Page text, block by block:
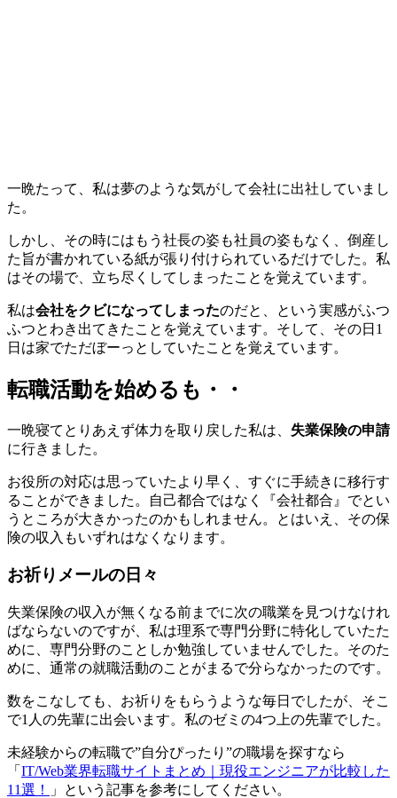
一晩たって、私は夢のような気がして会社に出社していまし
た。
しかし、その時にはもう社長の姿も社員の姿もなく、倒産し
た旨が書かれている紙が張り付けられているだけでした。私
はその場で、立ち尽くしてしまったことを覚えています。
私は会社をクビになってしまったのだと、という実感がふつ
ふつとわき出てきたことを覚えています。そして、その日1
日は家でただぼーっとしていたことを覚えています。
転職活動を始めるも・・
一晩寝てとりあえず体力を取り戻した私は、 失業保険の申請
に行きました。
お役所の対応は思っていたより早く、すぐに手続きに移行す
ることができました。
自己都合ではなく『会社都合』でとい
うところが大きかったのかもしれません。とはいえ、その保
険の収入もいずれはなくなります。
お祈りメールの日々
失業保険の収入が無くなる前までに次の職業を見つけなけれ
ばならないのですが、私は理系で専門分野に特化していたた
めに、専門分野のことしか勉強していませんでした。そのた
めに、 通常の就職活動のことがまるで分らなかったのです。
数をこなしても、お祈りをもらうような毎日でしたが、そこ
で1人の先輩に出会います。私のゼミの4つ上の先輩でした。
未経験からの転職で”自分ぴったり”の職場を探すなら
「 IT/Web業界転職サイトまとめ｜現役エンジニアが比較した
11選！
」という記事を参考にしてください。